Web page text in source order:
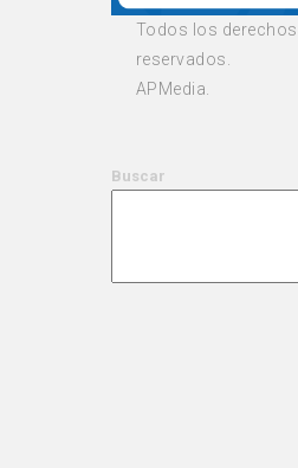
Todos los derechos
reservados.
APMedia.
Buscar